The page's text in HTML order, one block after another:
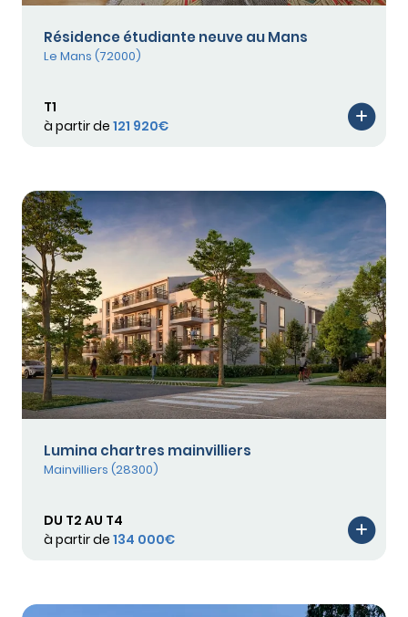
Résidence étudiante neuve au Mans
Le Mans (72000)
T1
à partir de 121 920€
Lumina chartres mainvilliers
Mainvilliers (28300)
DU T2 AU T4
à partir de 134 000€